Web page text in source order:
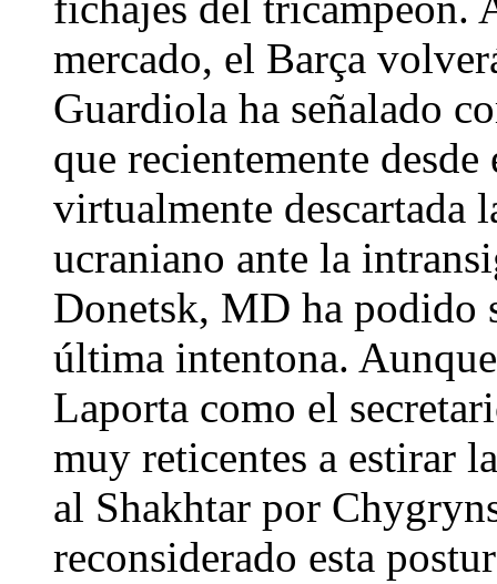
mercado, el Barça
Guardiola ha señalado
que recientemente
virtualmente descartada
ucraniano ante la
Donetsk, MD ha podido
última intentona.
Laporta como el
muy reticentes a estirar
al Shakhtar por
reconsiderado esta